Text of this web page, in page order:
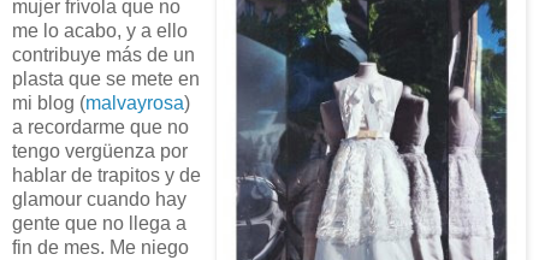
mujer frívola que no
me lo acabo, y a ello
contribuye más de un
plasta que se mete en
mi blog (malvayrosa)
a recordarme que no
tengo vergüenza por
hablar de trapitos y de
glamour cuando hay
gente que no llega a
fin de mes. Me niego